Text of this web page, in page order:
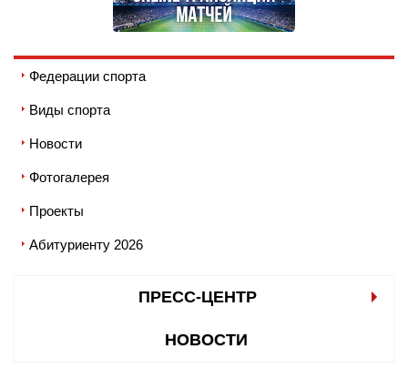
Федерации спорта
Виды спорта
Новости
Фотогалерея
Проекты
Абитуриенту 2026
ПРЕСС-ЦЕНТР
НОВОСТИ